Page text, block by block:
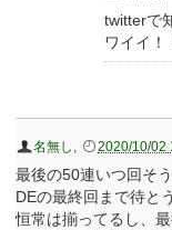
twitterで
ワイイ！
名無し 2020/10/02
最後の50連いつ回そ
DEの最終回まで待と
恒常は揃ってるし、